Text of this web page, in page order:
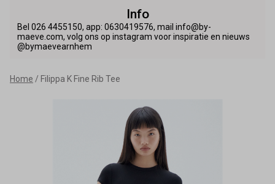
Fine
Rib
Info
Bel 026 4455150, app: 0630419576, mail info@by-
maeve.com, volg ons op instagram voor inspiratie en nieuws
@bymaevearnhem
Home Filippa K Fine Rib Tee